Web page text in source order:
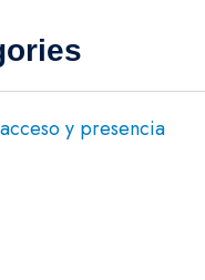
y presencia